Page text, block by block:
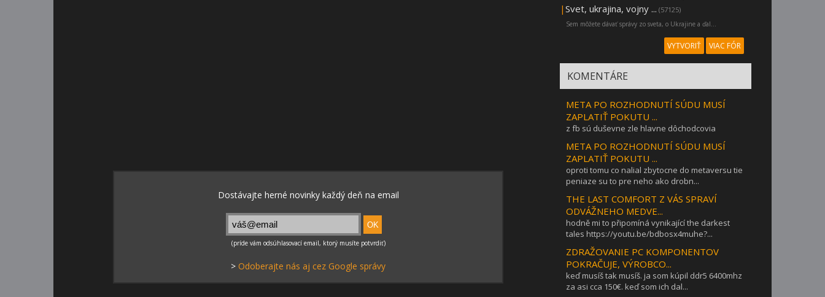
> Odoberajte nás aj cez Google správy
| Svet, ukrajina, vojny ... (57125)
Sem môžete dávať správy zo sveta, o Ukrajine a ďal...
VYTVORIŤ VIAC FÓR
KOMENTÁRE
META PO ROZHODNUTÍ SÚDU MUSÍ
ZAPLATIŤ POKUTU ...
z fb sú duševne zle hlavne dôchodcovia
META PO ROZHODNUTÍ SÚDU MUSÍ
ZAPLATIŤ POKUTU ...
oproti tomu co nalial zbytocne do metaversu tie
peniaze su to pre neho ako drobn...
THE LAST COMFORT Z VÁS SPRAVÍ
ODVÁŽNEHO MEDVE...
hodně mi to připomíná vynikající the darkest
tales https://youtu.be/bdbosx4muhe?...
ZDRAŽOVANIE PC KOMPONENTOV
POKRAČUJE, VÝROBCO...
keď musíš tak musíš. ja som kúpil ddr5 6400mhz
za asi cca 150€. keď som ich dal...